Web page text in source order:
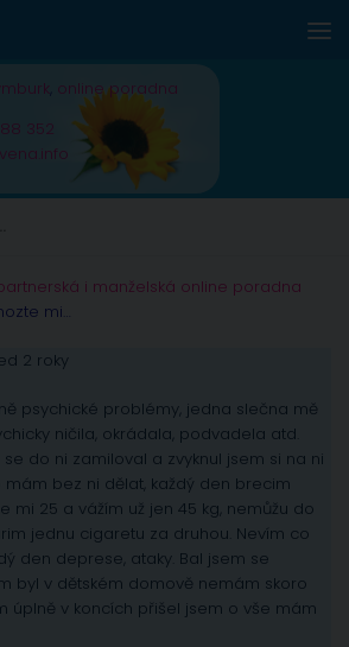
online poradna
352
i manželská online poradna
mi…
2 roky
psychické problémy, jedna slečna mě
ničila, okrádala, podvadela atd.
do ni zamiloval a zvyknul jsem si na ni
bez ni dělat, každý den brecim
mi 25 a vážím už jen 45 kg, nemůžu do
jednu cigaretu za druhou. Nevím co
den deprese, ataky. Bal jsem se
byl v dětském domově nemám skoro
úplně v koncích přišel jsem o vše mám